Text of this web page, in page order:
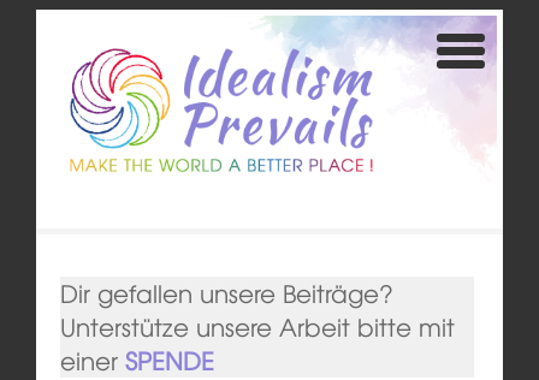
Dir gefallen unsere Beiträge?
Unterstütze unsere Arbeit bitte mit
einer SPENDE